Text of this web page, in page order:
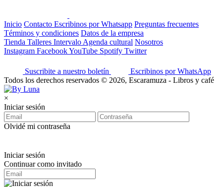
Inicio Contacto Escribinos por Whatsapp Preguntas frecuentes
Términos y condiciones Datos de la empresa
Tienda Talleres Intervalo Agenda cultural Nosotros
Instagram FacebookYouTube Spotify Twitter
Suscribite a nuestro boletín
Escribinos por WhatsApp
Todos los derechos reservados © 2026, Escaramuza - Libros y café
×
Iniciar sesión
Olvidé mi contraseña
Iniciar sesión
Continuar como invitado